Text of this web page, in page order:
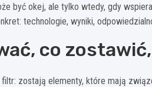
być okej, ale tylko wtedy, gdy
technologie, wyniki,
co
zostają elementy, które mają